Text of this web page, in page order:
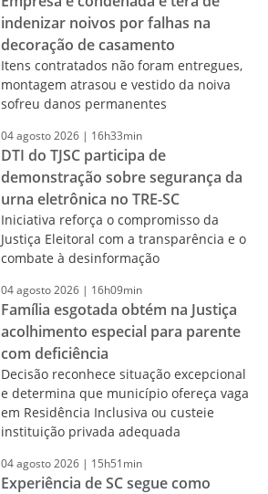
indenizar noivos por falhas na
decoração de casamento
Itens contratados não foram entregues,
montagem atrasou e vestido da noiva
sofreu danos permanentes
04agosto2026 | 16h33min
DTI do TJSC participa de
demonstração sobre segurança da
urna eletrônica no TRE-SC
Iniciativa reforça o compromisso da
Justiça Eleitoral com a transparência e o
combate à desinformação
04agosto2026 | 16h09min
Família esgotada obtém na Justiça
acolhimento especial para parente
com deficiência
Decisão reconhece situação excepcional
e determina que município ofereça vaga
em Residência Inclusiva ou custeie
instituição privada adequada
04agosto2026 | 15h51min
Experiência de SC segue como